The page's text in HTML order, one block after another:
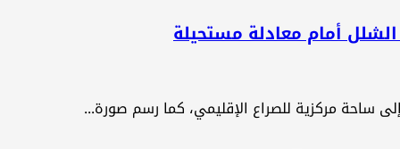
أمام معادلة مستحيلة
ساحة مركزية للصراع الإقليمي، كما رسم صورة...